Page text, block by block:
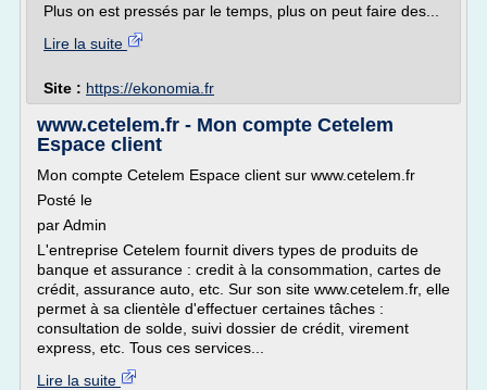
Plus on est pressés par le temps, plus on peut faire des...
Lire la suite
Site : https://ekonomia.fr
www.cetelem.fr - Mon compte Cetelem
Espace client
Mon compte Cetelem Espace client sur www.cetelem.fr
Posté le
par Admin
L'entreprise Cetelem fournit divers types de produits de
banque et assurance : credit à la consommation, cartes de
crédit, assurance auto, etc. Sur son site www.cetelem.fr, elle
permet à sa clientèle d'effectuer certaines tâches :
consultation de solde, suivi dossier de crédit, virement
express, etc. Tous ces services...
Lire la suite